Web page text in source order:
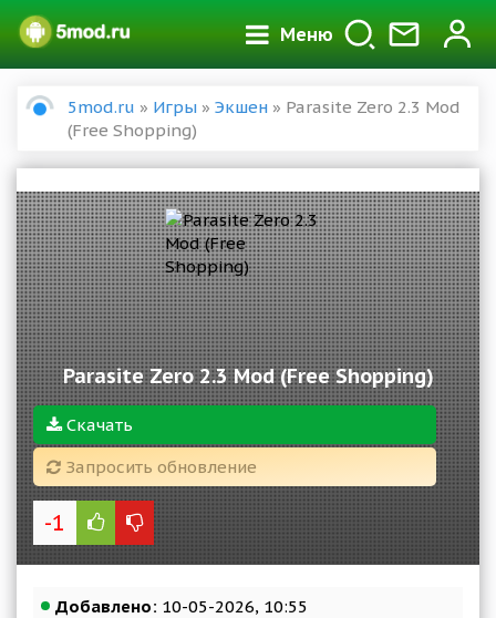
Меню
5mod.ru » Игры » Экшен » Parasite Zero 2.3 Mod
(Free Shopping)
Parasite Zero 2.3 Mod (Free Shopping)
Скачать
Запросить обновление
-1
Добавлено: 10-05-2026, 10:55